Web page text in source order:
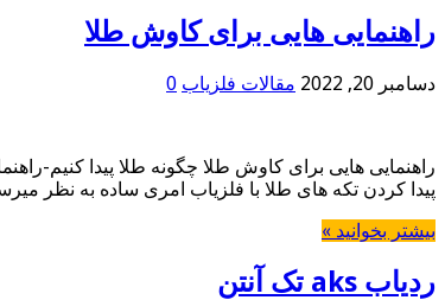
راهنمایی هایی برای کاوش طلا
دسامبر 20, 2022 مقالات فلزیاب 0
راهنمایی هایی برای کاوش طلا چگونه طلا پیدا کنیم-
پیدا کردن تکه های طلا با فلزیاب امری ساده به نظر
بیشتر بخوانید »
ردیاب aks تک آنتن